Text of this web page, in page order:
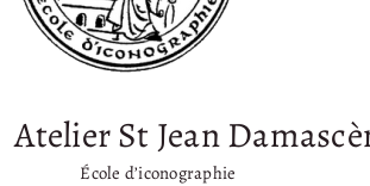
Atelier St Jean
École d’iconographie